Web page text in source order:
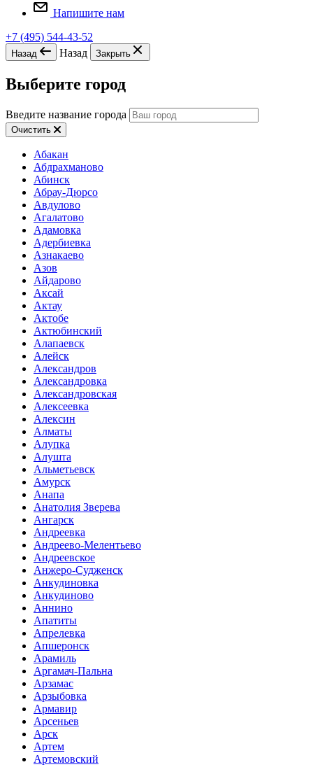
Напишите нам
+7 (495) 544-43-52
Назад Назад Закрыть
Выберите город
Введите название города
Очистить
Абакан
Абдрахманово
Абинск
Абрау-Дюрсо
Авдулово
Агалатово
Адамовка
Адербиевка
Азнакаево
Азов
Айдарово
Аксай
Актау
Актобе
Актюбинский
Алапаевск
Алейск
Александров
Александровка
Александровская
Алексеевка
Алексин
Алматы
Алупка
Алушта
Альметьевск
Амурск
Анапа
Анатолия Зверева
Ангарск
Андреевка
Андреево-Мелентьево
Андреевское
Анжеро-Судженск
Анкудиновка
Анкудиново
Аннино
Апатиты
Апрелевка
Апшеронск
Арамиль
Аргамач-Пальна
Арзамас
Арзыбовка
Армавир
Арсеньев
Арск
Артем
Артемовский